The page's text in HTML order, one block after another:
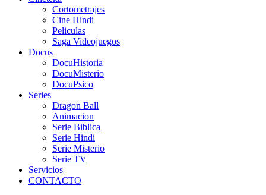
Cortometrajes
Cine Hindi
Peliculas
Saga Videojuegos
Docus
DocuHistoria
DocuMisterio
DocuPsico
Series
Dragon Ball
Animacion
Serie Biblica
Serie Hindi
Serie Misterio
Serie TV
Servicios
CONTACTO